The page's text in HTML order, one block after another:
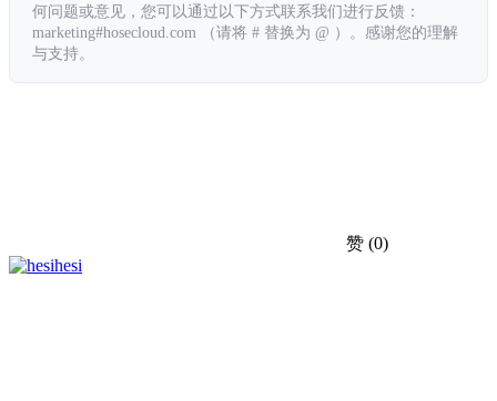
何问题或意见，您可以通过以下方式联系我们进行反馈：
marketing#hosecloud.com （请将 # 替换为 @ ）。感谢您的理解
与支持。
赞 (0)
hesi